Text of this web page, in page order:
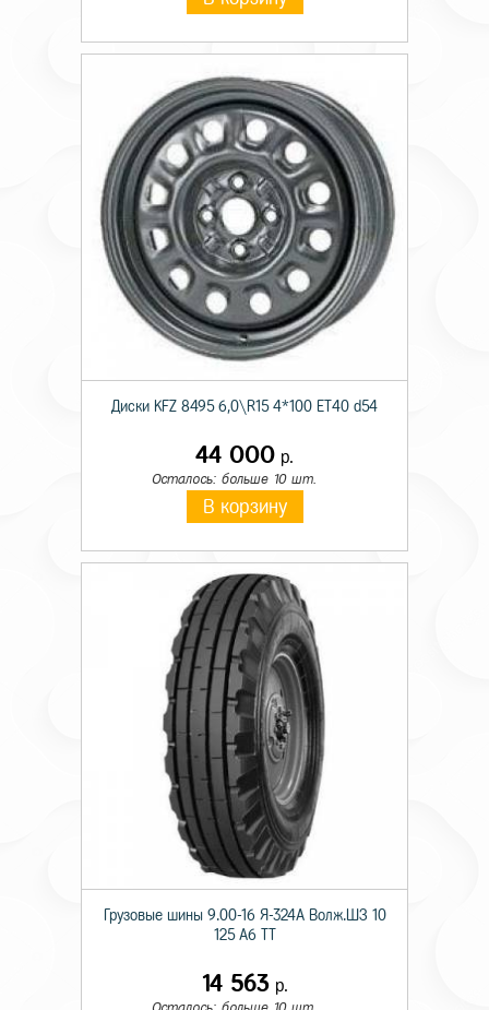
Диски KFZ 8495 6,0\R15 4*100 ET40 d54
44 000 р.
Осталось: больше 10 шт.
В корзину
Грузовые шины 9.00-16 Я-324А Волж.ШЗ 10
125 A6 TT
14 563р.